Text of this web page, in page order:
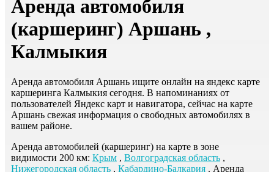
Аренда автомобиля
(каршеринг) Аршань ,
Калмыкия
Аренда автомобиля Аршань ищите онлайн на яндекс карте
каршеринга Калмыкия сегодня. В напоминаниях от
пользователей Яндекс карт и навигатора, сейчас на карте
Аршань свежая информация о свободных автомобилях в
вашем районе.
Аренда автомобилей (каршеринг) на карте в зоне
видимости 200 км: Крым , Волгоградская область ,
Нижегородская область , Кабардино-Балкария . Аренда